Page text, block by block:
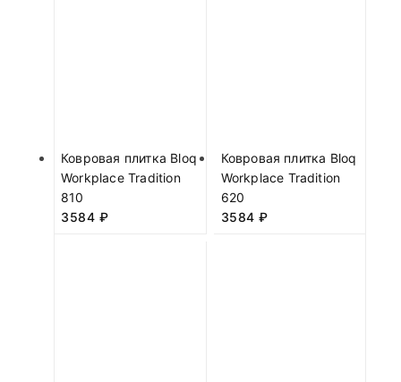
Ковровая плитка Bloq
Workplace Tradition
810
3584 ₽
Ковровая плитка Bloq
Workplace Tradition
620
3584 ₽